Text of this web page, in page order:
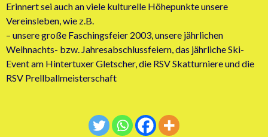
Erinnert sei auch an viele kulturelle Höhepunkte unsere
Vereinsleben, wie z.B.
– unsere große Faschingsfeier 2003, unsere jährlichen
Weihnachts- bzw. Jahresabschlussfeiern, das jährliche Ski-
Event am Hintertuxer Gletscher, die RSV Skatturniere und die
RSV Prellballmeisterschaft